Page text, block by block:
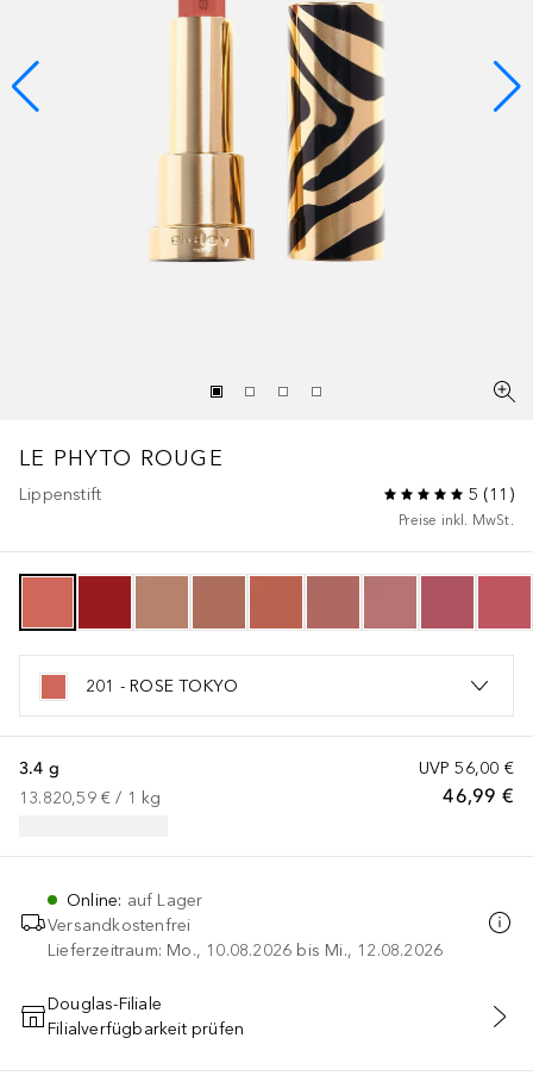
LE PHYTO ROUGE
Lippenstift 5 (11 )
Preise inkl. MwSt.
201 - ROSE TOKYO
UVP 56,00 €
46,99 €
3.4 g
13.820,59 € / 1 kg
Online: auf Lager
Versandkostenfrei
Lieferzeitraum: Mo., 10.08.2026 bis Mi., 12.08.2026
IN DEN WARENKORB
Douglas-Filiale
Filialverfügbarkeit prüfen